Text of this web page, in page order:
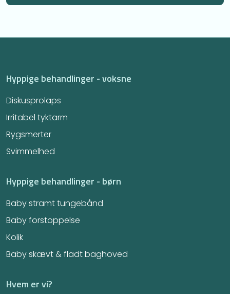
Hyppige behandlinger - voksne
Diskusprolaps
Irritabel tyktarm​
Rygsmerter
Svimmelhed
Hyppige behandlinger - børn
Baby stramt tungebånd
Baby forstoppelse
Kolik
Baby skævt & fladt baghoved
Hvem er vi?